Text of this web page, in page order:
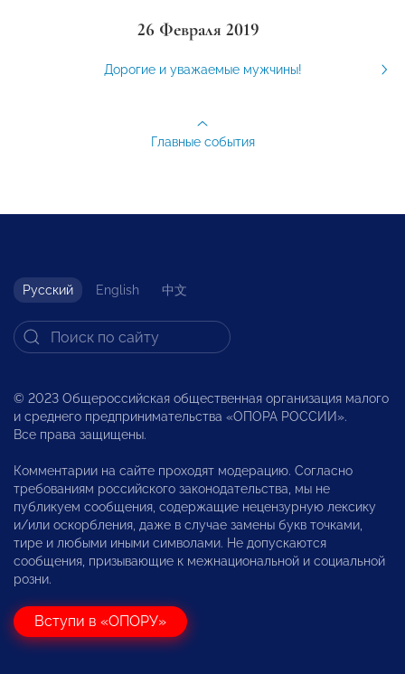
26 Февраля 2019
Дорогие и уважаемые мужчины!
Главные события
Русский English 中文
© 2023 Общероссийская общественная организация малого
и среднего предпринимательства «ОПОРА РОССИИ».
Все права защищены.
Комментарии на сайте проходят модерацию. Согласно
требованиям российского законодательства, мы не
публикуем сообщения, содержащие нецензурную лексику
и/или оскорбления, даже в случае замены букв точками,
тире и любыми иными символами. Не допускаются
сообщения, призывающие к межнациональной и социальной
розни.
Вступи в «ОПОРУ»